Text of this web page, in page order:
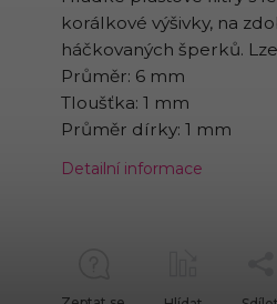
korálkové výšivky, na
háčkovaných šperků.
Průměr: 6 mm
Tloušťka: 1 mm
Průměr dírky: 1 mm
Detailní informace